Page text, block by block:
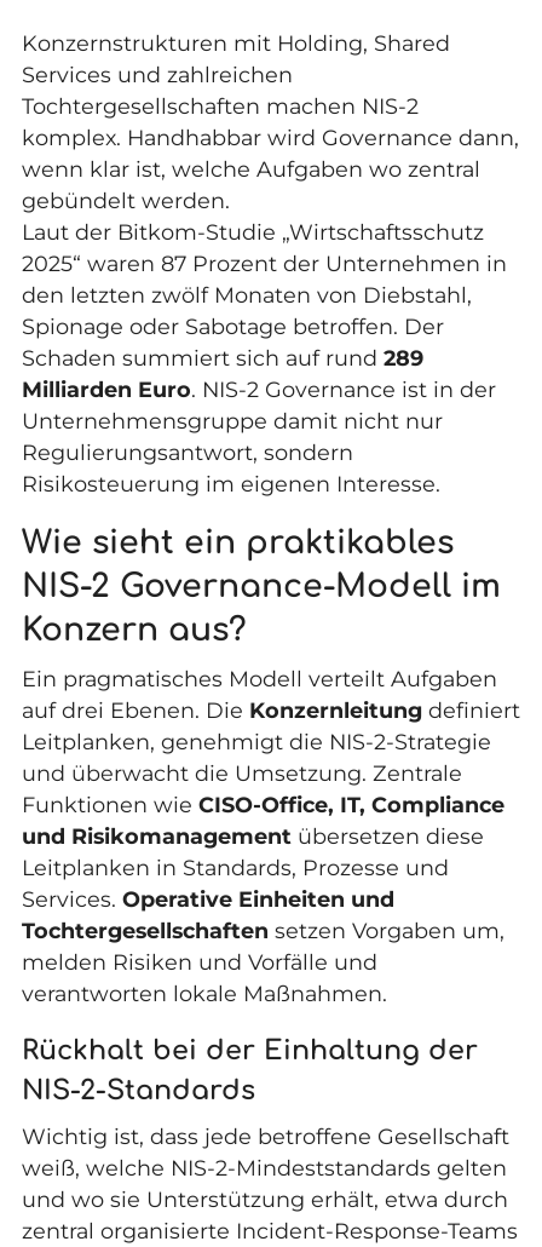
Konzernstrukturen mit Holding, Shared
Services und zahlreichen
Tochtergesellschaften machen NIS-2
komplex. Handhabbar wird Governance dann,
wenn klar ist, welche Aufgaben wo zentral
gebündelt werden.
Laut der Bitkom-Studie „Wirtschaftsschutz
2025“ waren 87 Prozent der Unternehmen in
den letzten zwölf Monaten von Diebstahl,
Spionage oder Sabotage betroffen. Der
Schaden summiert sich auf rund 289
Milliarden Euro. NIS-2 Governance ist in der
Unternehmensgruppe damit nicht nur
Regulierungsantwort, sondern
Risikosteuerung im eigenen Interesse.
Wie sieht ein praktikables
NIS-2 Governance-Modell im
Konzern aus?
Ein pragmatisches Modell verteilt Aufgaben
auf drei Ebenen. Die Konzernleitungdefiniert
Leitplanken, genehmigt die NIS-2-Strategie
und überwacht die Umsetzung. Zentrale
Funktionen wie CISO-Office, IT, Compliance
und Risikomanagement übersetzen diese
Leitplanken in Standards, Prozesse und
Services. Operative Einheiten und
Tochtergesellschaften setzen Vorgaben um,
melden Risiken und Vorfälle und
verantworten lokale Maßnahmen.
Rückhalt bei der Einhaltung der
NIS-2-Standards
Wichtig ist, dass jede betroffene Gesellschaft
weiß, welche NIS-2-Mindeststandards gelten
und wo sie Unterstützung erhält, etwa durch
zentral organisierte Incident-Response-Teams